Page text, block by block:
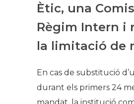
Ètic, una
Règim Intern i
la limitació de
​En cas de substitució
durant els primers 24